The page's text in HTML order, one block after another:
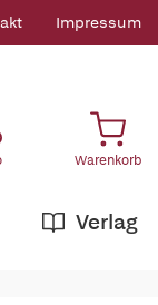
Impressum
Warenkorb
Verlag